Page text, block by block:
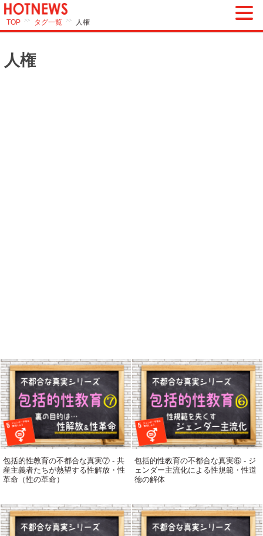
TOP >> タグ一覧 >> 人権
人権
包括的性教育の不都合な真実⑦ - 共
産主義者たちが熱望する性解放・性
革命（性の革命）
包括的性教育の不都合な真実⑥ - ジ
ェンダー主流化による性規範・性道
徳の解体